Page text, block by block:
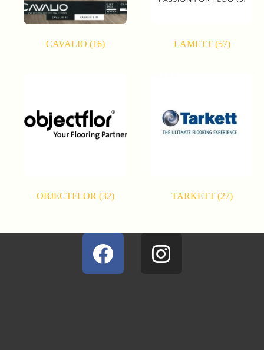
CAVALIO (16) LAMETT (57)
OBJECTFLOR (32) TARKETT (27)